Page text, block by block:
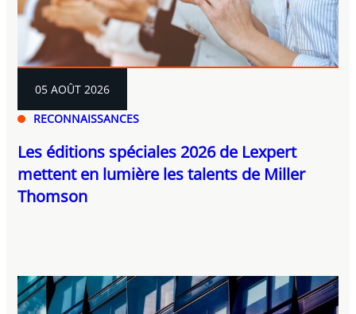
RECONNAISSANCES
05 AOÛT 2026
Les éditions spéciales 2026 de Lexpert
mettent en lumière les talents de Miller
Thomson